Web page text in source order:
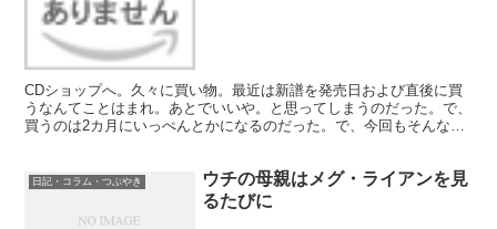
CDショップへ。久々に買い物。最近は新譜を発売日および直後に買
うなんてことはまれ。あとでいいや。と思ってしまうのだった。で、
買うのは2カ月にいっぺんとかになるのだった。で、今回もそんな感
日記・コラム・つぶやき
ウチの母親はメグ・ライアンを見
るたびに